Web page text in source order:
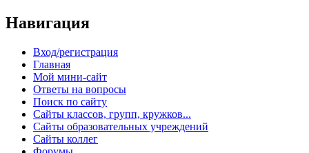
Навигация
Вход/регистрация
Главная
Мой мини-сайт
Ответы на вопросы
Поиск по сайту
Сайты классов, групп, кружков...
Сайты образовательных учреждений
Сайты коллег